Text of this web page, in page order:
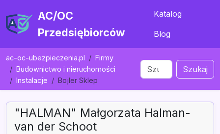
AC/OC
Przedsiębiorców
Katalog
Blog
ac-oc-ubezpieczenia.pl
Firmy
Budownictwo i nieruchomości
Instalacje
Bojler Sklep
Szukaj
"HALMAN" Małgorzata Halman-
van der Schoot